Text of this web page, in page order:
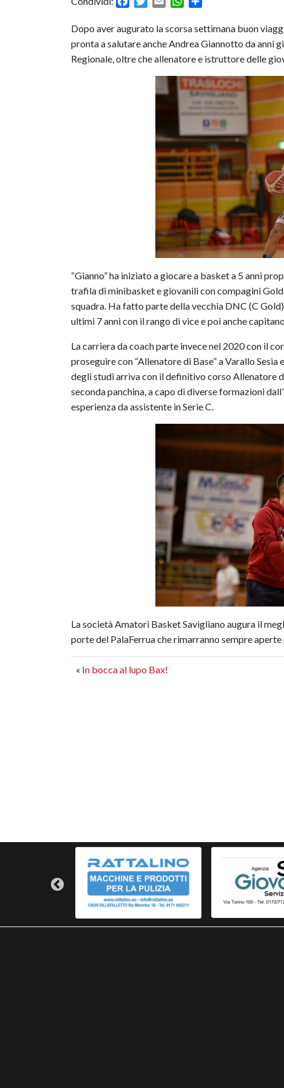
Dopo aver augurato la scorsa settimana buon
pronta a salutare anche Andrea Giannotto da anni
Regionale, oltre che allenatore e istruttore delle
“Gianno” ha iniziato a giocare a basket a 5 anni
trafila di minibasket e giovanili con compagini
squadra. Ha fatto parte della vecchia DNC (C
ultimi 7 anni con il rango di vice e poi anche
La carriera da coach parte invece nel 2020 con il
proseguire con “Allenatore di Base” a Varallo
degli studi arriva con il definitivo corso Allenatore
seconda panchina, a capo di diverse formazioni
esperienza da assistente in Serie C.
La società Amatori Basket Savigliano augura il
porte del PalaFerrua che rimarranno sempre
« In bocca al lupo Bax!